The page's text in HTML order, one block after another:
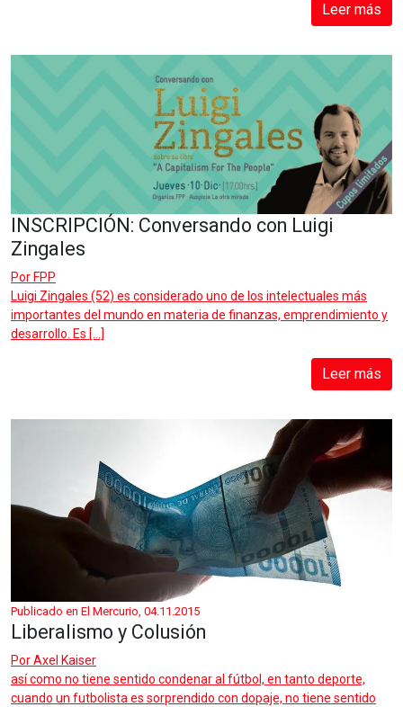
Leer más
INSCRIPCIÓN: Conversando con Luigi
Zingales
Por FPP
Luigi Zingales (52) es considerado uno de los intelectuales más
importantes del mundo en materia de finanzas, emprendimiento y
desarrollo. Es […]
Leer más
Publicado en El Mercurio, 04.11.2015
Liberalismo y Colusión
PorAxel Kaiser
así como no tiene sentido condenar al fútbol, en tanto deporte,
cuando un futbolista es sorprendido con dopaje, no tiene sentido